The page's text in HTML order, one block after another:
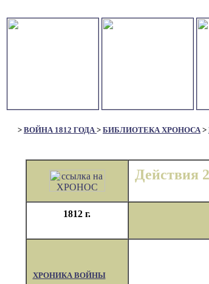
> ВОЙНА 1812 ГОДА> БИБЛИОТЕКА ХРОНОСА>
Действия
1812 г.
ХРОНИКА ВОЙНЫ